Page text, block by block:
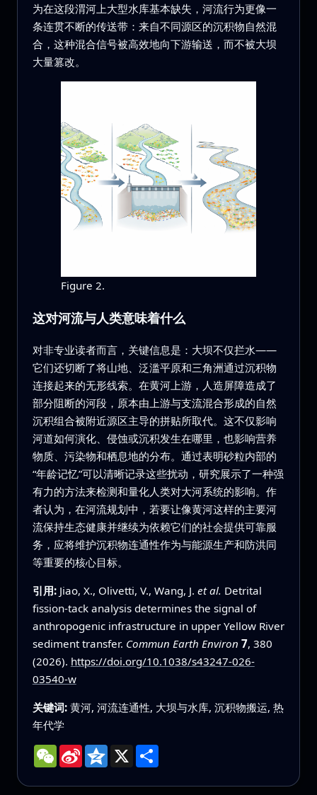
为在这段渭河上大型水库基本缺失，河流行为更像一
条连贯不断的传送带：来自不同源区的沉积物自然混
合，这种混合信号被高效地向下游输送，而不被大坝
大量篡改。
Figure 2.
这对河流与人类意味着什么
对非专业读者而言，关键信息是：大坝不仅拦水——
它们还切断了将山地、泛滥平原和三角洲通过沉积物
连接起来的无形线索。在黄河上游，人造屏障造成了
部分阻断的河段，原本由上游与支流混合形成的自然
沉积组合被附近源区主导的拼贴所取代。这不仅影响
河道如何演化、侵蚀或沉积发生在哪里，也影响营养
物质、污染物和栖息地的分布。通过表明砂粒内部的
“年龄记忆”可以清晰记录这些扰动，研究展示了一种强
有力的方法来检测和量化人类对大河系统的影响。作
者认为，在河流规划中，若要让像黄河这样的主要河
流保持生态健康并继续为依赖它们的社会提供可靠服
务，应将维护沉积物连通性作为与能源生产和防洪同
等重要的核心目标。
引用: Jiao, X., Olivetti, V., Wang, J. et al. Detrital
fission-tack analysis determines the signal of
anthropogenic infrastructure in upper Yellow River
sediment transfer. Commun Earth Environ 7, 380
(2026). https://doi.org/10.1038/s43247-026-
03540-w
关键词: 黄河, 河流连通性, 大坝与水库, 沉积物搬运, 热
年代学
WeChat
Sina
Weibo
Qzone
X 分
享